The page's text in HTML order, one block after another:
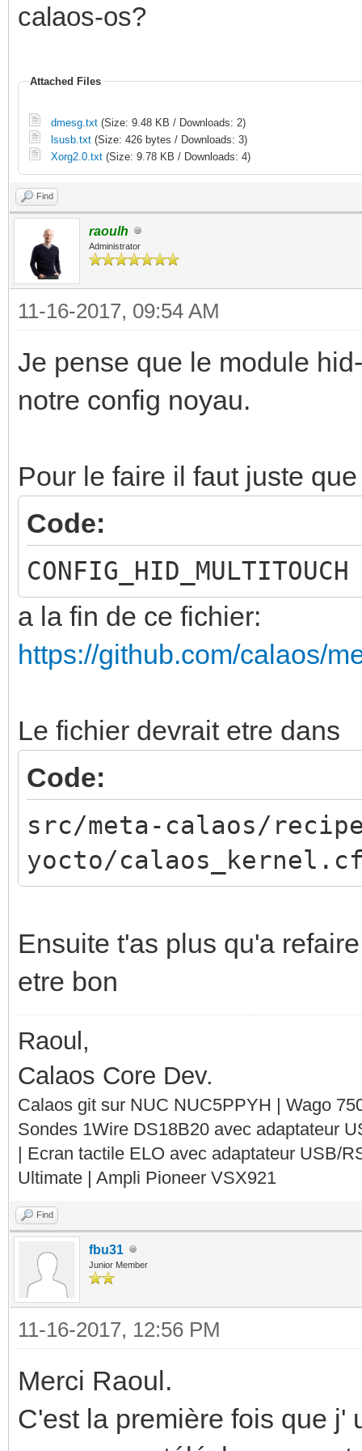
calaos-os?
Attached Files
dmesg.txt (Size: 9.48 KB / Downloads: 2)
lsusb.txt (Size: 426 bytes / Downloads: 3)
Xorg2.0.txt (Size: 9.78 KB / Downloads: 4)
Find
raoulh
Administrator
11-16-2017, 09:54 AM
Je pense que le module
notre config noyau.
Pour le faire il faut juste
Code:
CONFIG_HID_MULTITOUCH
a la fin de ce fichier:
https://github.com/calaos/
Le fichier devrait etre dans
Code:
src/meta-calaos/
yocto/
Ensuite t'as plus qu'a
etre bon
Raoul,
Calaos Core Dev.
Calaos git sur NUC NUC5PPYH | Wago
Sondes 1Wire DS18B20 avec adaptateur
| Ecran tactile ELO avec adaptateur USB/
Ultimate | Ampli Pioneer VSX921
Find
fbu31
Junior Member
11-16-2017, 12:56 PM
Merci Raoul.
C'est la première fois que j'